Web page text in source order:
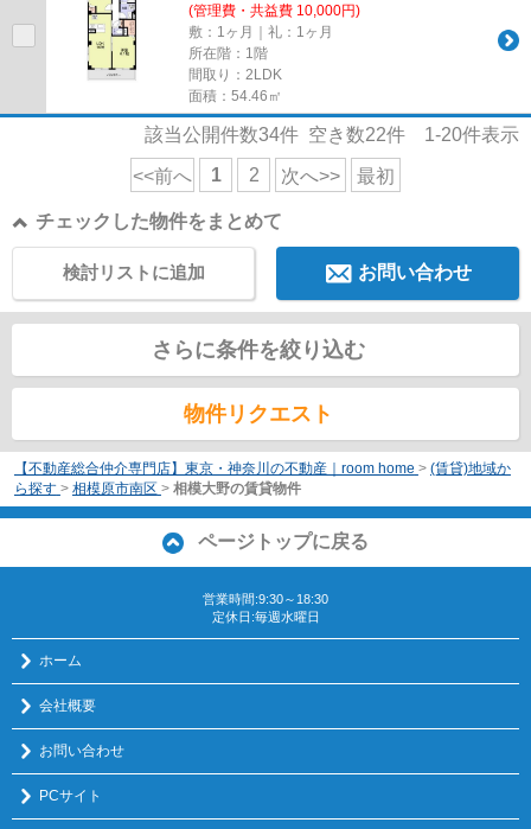
(管理費・共益費 10,000円)
敷：1ヶ月｜礼：1ヶ月
所在階：1階
間取り：2LDK
面積：54.46㎡
該当公開件数34件 空き数22件 1-20件表示
<<前へ 1 2 次へ>> 最初
チェックした物件をまとめて
お問い合わせ
検討リストに追加
さらに条件を絞り込む
物件リクエスト
【不動産総合仲介専門店】東京・神奈川の不動産｜room home > (賃貸)地域か
ら探す > 相模原市南区 > 相模大野の賃貸物件
ページトップに戻る
営業時間:9:30～18:30
定休日:毎週水曜日
ホーム
会社概要
お問い合わせ
PCサイト